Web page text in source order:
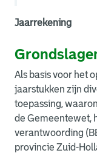
Jaarrekening
Als basis voor het
jaarstukken zijn
toepassing,
de Gemeentewet,
verantwoording
provincie Zuid-